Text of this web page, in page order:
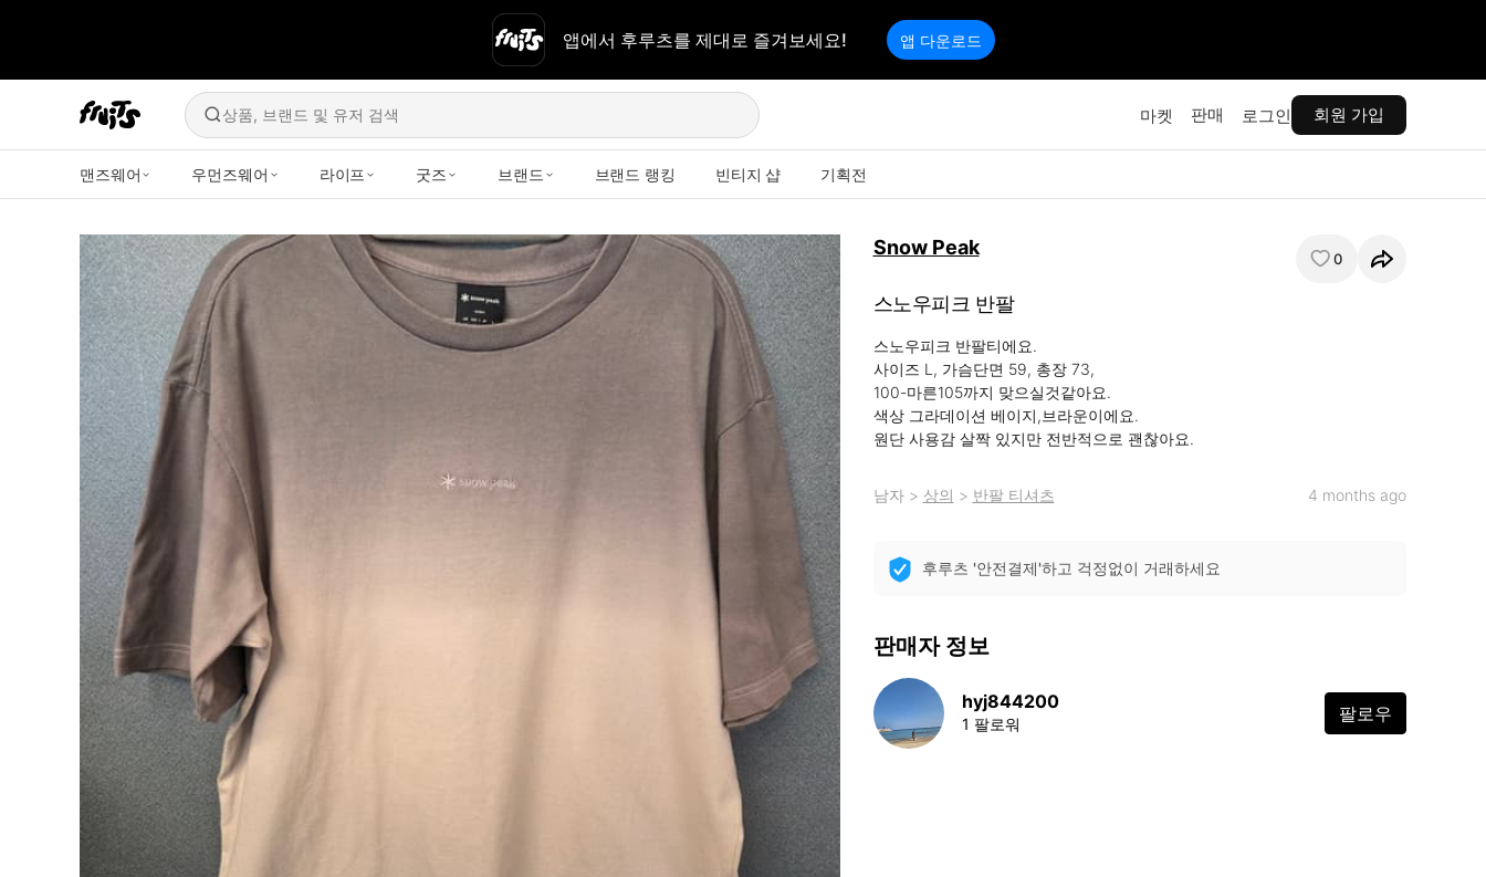
앱에서 후루츠를 제대로 즐겨보세요! 앱 다운로드
상품, 브랜드 및 유저 검색 마켓 판매 로그인 회원 가입
맨즈웨어 우먼즈웨어 라이프 굿즈 브랜드 브랜드 랭킹 빈티지 샵 기획전
Snow Peak 0
스노우피크 반팔
스노우피크 반팔티에요.
사이즈 L, 가슴단면 59, 총장 73,
100-마른105까지 맞으실것같아요.
색상 그라데이션 베이지,브라운이에요.
원단 사용감 살짝 있지만 전반적으로 괜찮아요.
남자> 상의 > 반팔 티셔츠 4 months ago
후루츠 '안전결제'하고 걱정없이 거래하세요
판매자 정보
hyj844200
1 팔로워 팔로우